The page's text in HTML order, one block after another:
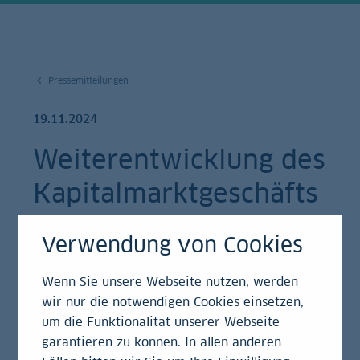
Pressemitteilungen
19.11.2024
Weiterentwicklung des
Kapitalmarktgeschäfts
Daniel Wrobel wird Bereichsvorstand Financial
Institutions & Corporates
Verwendung von Cookies
Wenn Sie unsere Webseite nutzen, werden
wir nur die notwendigen Cookies einsetzen,
um die Funktionalität unserer Webseite
garantieren zu können. In allen anderen